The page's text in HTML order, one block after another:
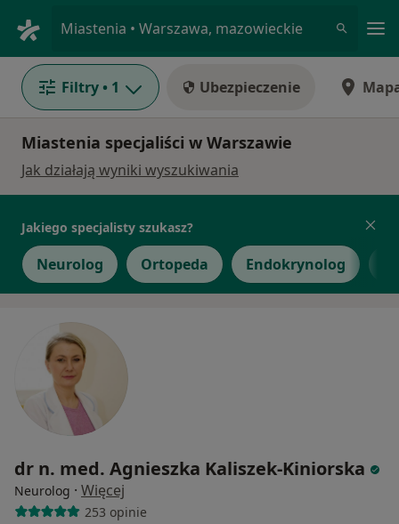
Miastenia • Warszawa, mazowieckie
Filtry • 1 Ubezpieczenie
Miastenia specjaliści w Warszawie
Jak działają wyniki wyszukiwania
Jakiego specjalisty szukasz?
Neurolog Ortopeda Endokrynolog
dr n. med. Agnieszka Kaliszek-Kiniorska
Neurolog · Więcej
253 opinie